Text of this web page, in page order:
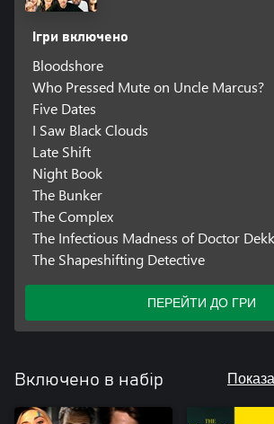
Ігри включено
Bloodshore
Who Pressed Mute on Uncle Marcus?
Five Dates
I Saw Black Clouds
Late Shift
Night Book
The Bunker
The Complex
The Infectious Madness of Doctor
The Shapeshifting Detective
ПЕРЕЙТИ ДО ГРИ
Включено в набір